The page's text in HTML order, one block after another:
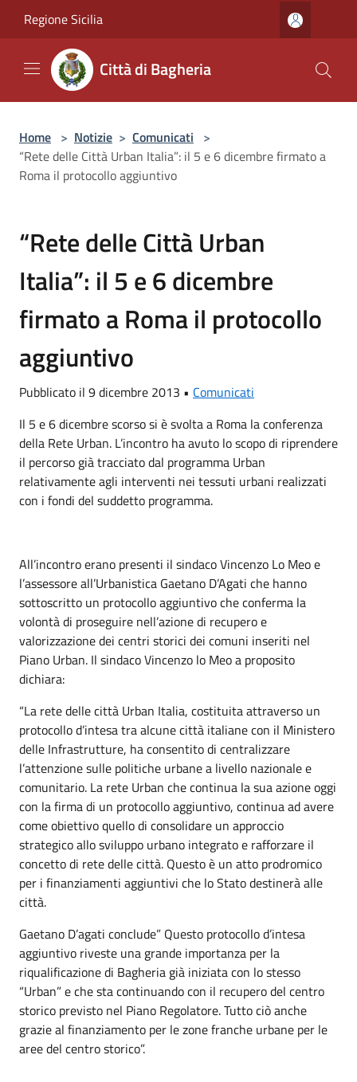
Regione Sicilia
Città di Bagheria
Home > Notizie > Comunicati >
“Rete delle Città Urban Italia”: il 5 e 6 dicembre firmato a
Roma il protocollo aggiuntivo
“Rete delle Città Urban
Italia”: il 5 e 6 dicembre
firmato a Roma il protocollo
aggiuntivo
Pubblicato il 9 dicembre 2013 • Comunicati
Il 5 e 6 dicembre scorso si è svolta a Roma la conferenza
della Rete Urban. L’incontro ha avuto lo scopo di riprendere
il percorso già tracciato dal programma Urban
relativamente agli interventi nei tessuti urbani realizzati
con i fondi del suddetto programma.
All’incontro erano presenti il sindaco Vincenzo Lo Meo e
l’assessore all’Urbanistica Gaetano D’Agati che hanno
sottoscritto un protocollo aggiuntivo che conferma la
volontà di proseguire nell’azione di recupero e
valorizzazione dei centri storici dei comuni inseriti nel
Piano Urban. Il sindaco Vincenzo lo Meo a proposito
dichiara:
“La rete delle città Urban Italia, costituita attraverso un
protocollo d’intesa tra alcune città italiane con il Ministero
delle Infrastrutture, ha consentito di centralizzare
l’attenzione sulle politiche urbane a livello nazionale e
comunitario. La rete Urban che continua la sua azione oggi
con la firma di un protocollo aggiuntivo, continua ad avere
come obiettivo quello di consolidare un approccio
strategico allo sviluppo urbano integrato e rafforzare il
concetto di rete delle città. Questo è un atto prodromico
per i finanziamenti aggiuntivi che lo Stato destinerà alle
città.
Gaetano D’agati conclude” Questo protocollo d’intesa
aggiuntivo riveste una grande importanza per la
riqualificazione di Bagheria già iniziata con lo stesso
“Urban” e che sta continuando con il recupero del centro
storico previsto nel Piano Regolatore. Tutto ciò anche
grazie al finanziamento per le zone franche urbane per le
aree del centro storico”.